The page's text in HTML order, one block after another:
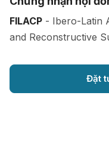
FILACP - Ibero-Latin
and Reconstructive
Đặt